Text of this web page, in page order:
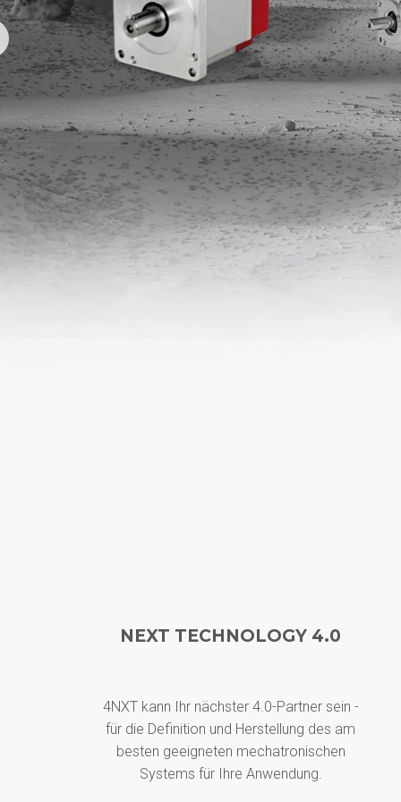
NEXT TECHNOLOGY 4.0
4NXT kann Ihr nächster 4.0-Partner sein -
für die Definition und Herstellung des am
besten geeigneten mechatronischen
Systems für Ihre Anwendung.